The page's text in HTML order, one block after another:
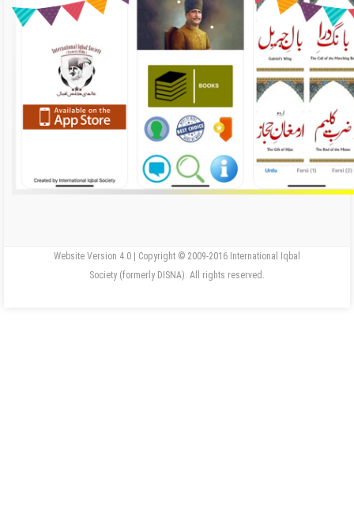
Website Version 4.0 | Copyright © 2009-2016 International Iqbal
Society (formerly DISNA). All rights reserved.